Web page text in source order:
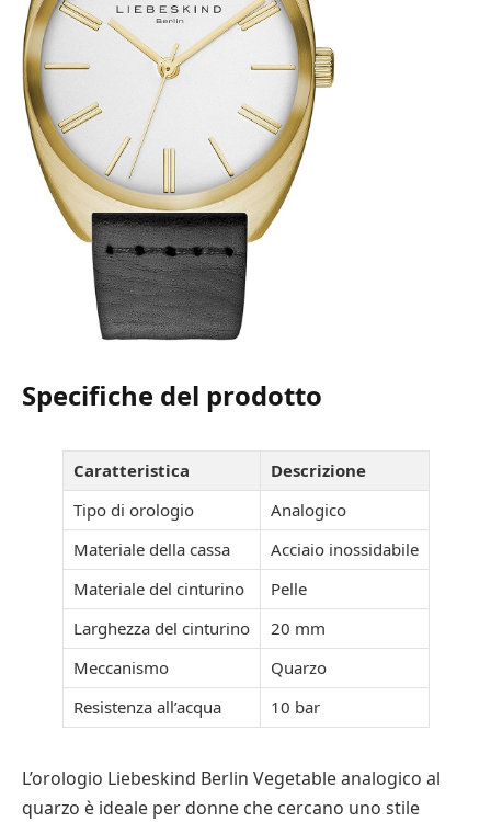
Specifiche del prodotto
Caratteristica
Descrizione
Tipo di orologio
Analogico
Materiale della cassa
Acciaio inossidabile
Materiale del cinturino
Pelle
Larghezza del cinturino
20 mm
Meccanismo
Quarzo
Resistenza all’acqua
10 bar
L’orologio Liebeskind Berlin Vegetable analogico al
quarzo è ideale per donne che cercano uno stile